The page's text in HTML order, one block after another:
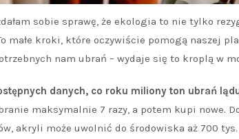
sobie sprawę, że ekologia to nie tylko
małe kroki, które oczywiście pomogą naszej
nam ubrań – wydaje się to kroplą w
danych, co roku miliony ton ubrań
maksymalnie 7 razy, a potem kupi nowe.
akryli może uwolnić do środowiska aż 700